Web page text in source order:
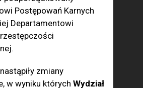
Postępowań Karnych
Departamentowi
zmiany
w wyniku których Wydział